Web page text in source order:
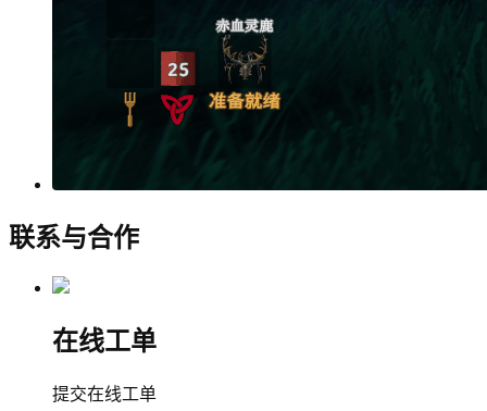
联系与合作
在线工单
提交在线工单